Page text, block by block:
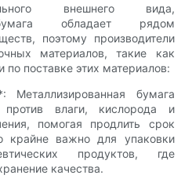
внешнего вида,
бумага обладает рядом
поэтому производители
материалов, такие как
по поставке этих материалов:
бумага
влаги, кислорода и
помогая продлить срок
крайне важно для упаковки
продуктов, где
качества.